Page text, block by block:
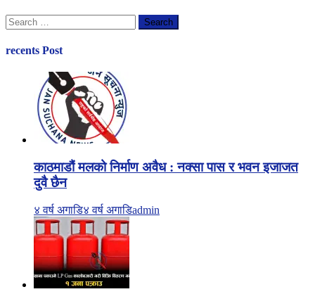
Search
for:
recents Post
काठमाडौं मलको निर्माण अवैध : नक्सा पास र भवन इजाजत
दुवै छैन
४ वर्ष अगाडि४ वर्ष अगाडिadmin